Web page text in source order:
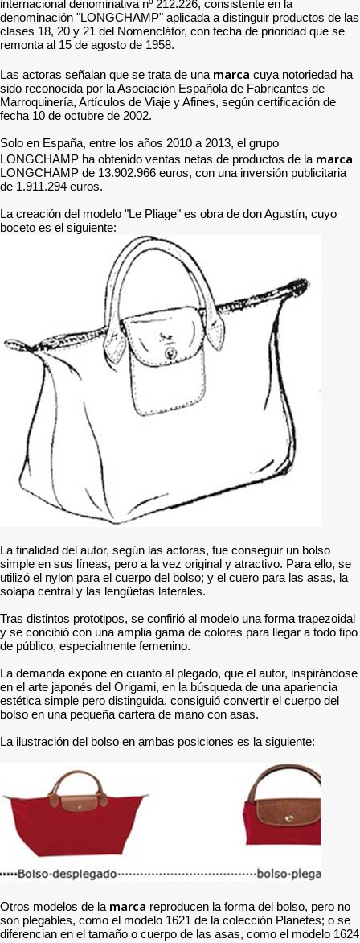
internacional denominativa nº 212.226, consistente en la
denominación "LONGCHAMP" aplicada a distinguir productos de las
clases 18, 20 y 21 del Nomenclátor, con fecha de prioridad que se
remonta al 15 de agosto de 1958.
Las actoras señalan que se trata de una marca cuya notoriedad ha
sido reconocida por la Asociación Española de Fabricantes de
Marroquinería, Artículos de Viaje y Afines, según certificación de
fecha 10 de octubre de 2002.
Solo en España, entre los años 2010 a 2013, el grupo
LONGCHAMP ha obtenido ventas netas de productos de la marca
LONGCHAMP de 13.902.966 euros, con una inversión publicitaria
de 1.911.294 euros.
La creación del modelo "Le Pliage" es obra de don Agustín, cuyo
boceto es el siguiente:
La finalidad del autor, según las actoras, fue conseguir un bolso
simple en sus líneas, pero a la vez original y atractivo. Para ello, se
utilizó el nylon para el cuerpo del bolso; y el cuero para las asas, la
solapa central y las lengüetas laterales.
Tras distintos prototipos, se confirió al modelo una forma trapezoidal
y se concibió con una amplia gama de colores para llegar a todo tipo
de público, especialmente femenino.
La demanda expone en cuanto al plegado, que el autor, inspirándose
en el arte japonés del Origami, en la búsqueda de una apariencia
estética simple pero distinguida, consiguió convertir el cuerpo del
bolso en una pequeña cartera de mano con asas.
La ilustración del bolso en ambas posiciones es la siguiente:
Otros modelos de la marca reproducen la forma del bolso, pero no
son plegables, como el modelo 1621 de la colección Planetes; o se
diferencian en el tamaño o cuerpo de las asas, como el modelo 1624